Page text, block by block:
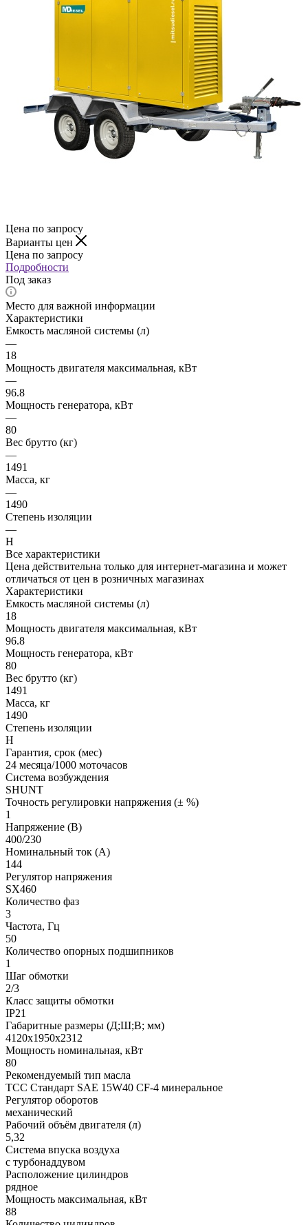
Цена по запросу
Варианты цен
Цена по запросу
Подробности
Под заказ
Место для важной информации
Характеристики
Емкость масляной системы (л)
—
18
Мощность двигателя максимальная, кВт
—
96.8
Мощность генератора, кВт
—
80
Вес брутто (кг)
—
1491
Масса, кг
—
1490
Степень изоляции
—
H
Все характеристики
Цена действительна только для интернет-магазина и может
отличаться от цен в розничных магазинах
Характеристики
Емкость масляной системы (л)
18
Мощность двигателя максимальная, кВт
96.8
Мощность генератора, кВт
80
Вес брутто (кг)
1491
Масса, кг
1490
Степень изоляции
H
Гарантия, срок (мес)
24 месяца/1000 моточасов
Система возбуждения
SHUNT
Точность регулировки напряжения (± %)
1
Напряжение (В)
400/230
Номинальный ток (А)
144
Регулятор напряжения
SX460
Количество фаз
3
Частота, Гц
50
Количество опорных подшипников
1
Шаг обмотки
2/3
Класс защиты обмотки
IP21
Габаритные размеры (Д;Ш;В; мм)
4120х1950х2312
Мощность номинальная, кВт
80
Рекомендуемый тип масла
ТСС Стандарт SAE 15W40 CF-4 минеральное
Регулятор оборотов
механический
Рабочий объём двигателя (л)
5,32
Система впуска воздуха
с турбонаддувом
Расположение цилиндров
рядное
Мощность максимальная, кВт
88